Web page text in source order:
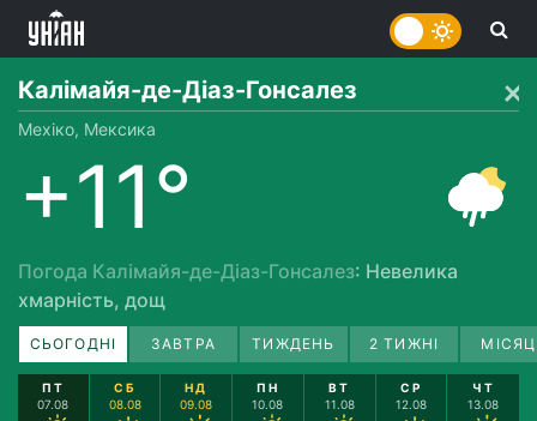
Калімайя-де-Діаз-Гонсалез
Мехіко, Мексика
+11°
Погода Калімайя-де-Діаз-Гонсалез: Невелика
хмарність, дощ
СЬОГОДНІ ЗАВТРА ТИЖДЕНЬ 2 ТИЖНІ
ПТ
07.08
СБ
08.08
НД
09.08
ПН
10.08
ВТ
11.08
СР
12.08
ЧТ
13.08